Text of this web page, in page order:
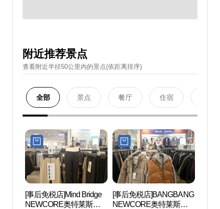
附近推荐景点
查看附近半径50公里內的景点(依距离排序)
全部 景点 餐厅 住宿
[事后免税店]Mind Bridge
NEWCORE奥特莱斯山
[事后免税店]BANGBANG
NEWCORE奥特莱斯山